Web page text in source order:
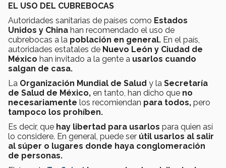
EL USO DEL CUBREBOCAS
Autoridades sanitarias de países como Estados
Unidos y China han recomendado el uso de
cubrebocas a la población en general. En el país,
autoridades estatales de Nuevo León y Ciudad de
México han invitado a la gente a usarlos cuando
salgan de casa.
La Organización Mundial de Salud y la Secretaría
de Salud de México, en tanto, han dicho que no
necesariamente los recomiendan para todos, pero
tampoco los prohíben.
Es decir, que hay libertad para usarlos para quien así
lo considere. En general, puede ser útil usarlos al salir
al súper o lugares donde haya conglomeración
de personas.